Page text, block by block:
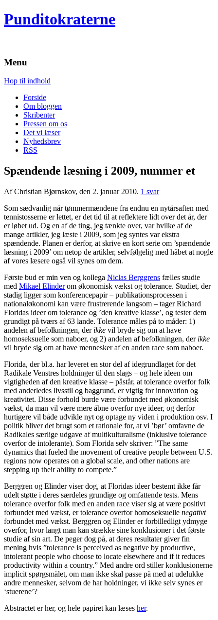
Punditokraterne
Menu
Hop til indhold
Forside
Om bloggen
Skribenter
Pressen om os
Det vi læser
Nyhedsbrev
RSS
Spændende læsning i 2009, nummer et
Af Christian Bjørnskov, den 2. januar 2010. 1 svar
Som sædvanlig når tømmermændene fra endnu en nytårsaften med
tennistosserne er lettet, er det tid til at reflektere lidt over det år, der
er løbet ud. Og en af de ting, jeg tænkte over, var hvilke af de
mange artikler, jeg læste i 2009, som jeg syntes var ekstra
spændende. Planen er derfor, at skrive en kort serie om ’spændende
læsning i 2009’ om netop de artikler, selvfølgelig med håbet at nogle
af vores læsere også vil synes om dem.
Første bud er min ven og kollega Niclas Berggrens fælles studie
med Mikael Elinderom økonomisk vækst og tolerance. Studiet, der
stadig ligger som konferencepapir – publikationsprocessen i
nationaløkonomi kan være frustrerende langsom – tager Richard
Floridas ideer om tolerance og ’den kreative klasse’, og tester dem
grundigt på tværs af 63 lande. Tolerance måles på to måder: 1)
andelen af befolkningen, der ikke vil bryde sig om at have
homoseksuelle som naboer, og 2) andelen af befolkningen, der ikke
vil bryde sig om at have mennesker af en anden race som naboer.
Florida, der bl.a. har leveret en stor del af idegrundlaget for det
Radikale Venstres holdninger til den slags – og hele ideen om
vigtigheden af den kreative klasse – påstår, at tolerance overfor folk
med anderledes livsstil og baggrund, er vigtig for innovation og
kreativitet. Disse forhold burde være forbundet med økonomisk
vækst, da man vil være mere åbne overfor nye ideer, og derfor
hurtigere vil både udvikle nyt og optage ny viden i produktion osv. I
politik bliver det brugt som et rationale for, at vi ’bør’ omfavne de
Radikales særlige udgave af multikulturalisme (inklusive tolerance
overfor de intolerante). Som Florida selv skriver: ”The same
dynamics that fueled the movement of creative people between U.S.
regions now operates on a global scale, and other nations are
stepping up their ability to compete.”
Berggren og Elinder viser dog, at Floridas ideer bestemt ikke får
udelt støtte i deres særdeles grundige og omfattende tests. Mens
tolerance overfor folk med en anden race viser sig at være positivt
forbundet med vækst, er tolerance overfor homoseksuelle negativt
forbundet med vækst. Berggren og Elinder er forbilledligt ydmyge
overfor, hvor langt man kan strække sine konklusioner i det første
studie af sin art. De peger dog på, at deres resultater giver fin
mening hvis ”tolerance is perceived as negative by productive,
intolerant people who choose to locate elsewhere and if it reduces
productivity within a country.” Med andre ord stiller konklusionerne
implicit spørgsmålet, om man ikke skal passe på med at udelukke
andre mennesker, selvom de har holdninger, vi ikke selv synes er
‘stuerene’?
Abstractet er her, og hele papiret kan læses her.